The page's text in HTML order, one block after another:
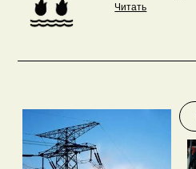
Читать